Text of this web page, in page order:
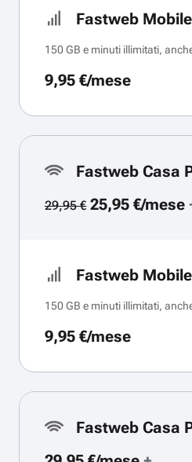
Fastweb
150 GB e minuti illimitati,
9,95 €/mese
Fastweb Casa
29,95 €25,95 €/mese
Fastweb
150 GB e minuti illimitati,
9,95 €/mese
Fastweb Casa